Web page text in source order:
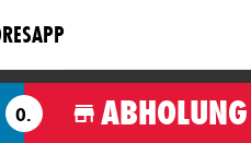
APP
O. ABHOLUNG